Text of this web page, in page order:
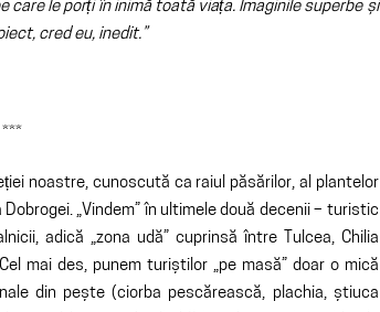
le porți în inimă toată viața. Imaginile superbe și
cred eu, inedit.”
***
noastre, cunoscută ca raiul păsărilor, al plantelor
„Vindem” în ultimele două decenii – turistic
adică „zona udă” cuprinsă între Tulcea, Chilia
mai des, punem turiștilor „pe masă” doar o mică
din pește (ciorba pescărească, plachia, știuca